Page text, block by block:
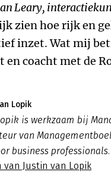
Leary,
zien hoe rijk en
inzet. Wat mij
coacht met de
Lopik
is werkzaam bij
van
business professionals.
van Justin van Lopik